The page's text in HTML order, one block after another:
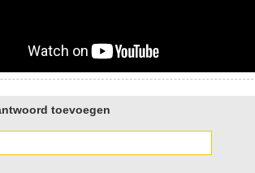
toevoegen